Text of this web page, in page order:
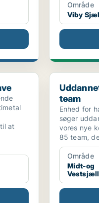
Område
Viby
at
Uddannet
team
Enhed for
søger
vores nye
85 team,
Område
Midt-og